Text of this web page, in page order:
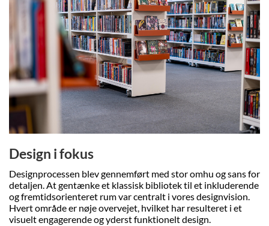
Design i fokus
Designprocessen blev gennemført med stor omhu og sans for
detaljen. At gentænke et klassisk bibliotek til et inkluderende
og fremtidsorienteret rum var centralt i vores designvision.
Hvert område er nøje overvejet, hvilket har resulteret i et
visuelt engagerende og yderst funktionelt design.